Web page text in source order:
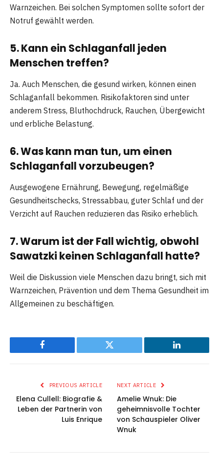
Warnzeichen. Bei solchen Symptomen sollte sofort der
Notruf gewählt werden.
5. Kann ein Schlaganfall jeden
Menschen treffen?
Ja. Auch Menschen, die gesund wirken, können einen
Schlaganfall bekommen. Risikofaktoren sind unter
anderem Stress, Bluthochdruck, Rauchen, Übergewicht
und erbliche Belastung.
6. Was kann man tun, um einen
Schlaganfall vorzubeugen?
Ausgewogene Ernährung, Bewegung, regelmäßige
Gesundheitschecks, Stressabbau, guter Schlaf und der
Verzicht auf Rauchen reduzieren das Risiko erheblich.
7. Warum ist der Fall wichtig, obwohl
Sawatzki keinen Schlaganfall hatte?
Weil die Diskussion viele Menschen dazu bringt, sich mit
Warnzeichen, Prävention und dem Thema Gesundheit im
Allgemeinen zu beschäftigen.
Facebook Twitter LinkedIn
PREVIOUS ARTICLE
Elena Cullell: Biografie &
Leben der Partnerin von
Luis Enrique
NEXT ARTICLE
Amelie Wnuk: Die
geheimnisvolle Tochter
von Schauspieler Oliver
Wnuk